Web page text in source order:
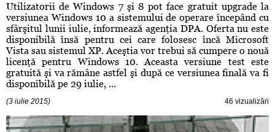
Utilizatorii de Windows 7 şi 8 pot face gratuit upgrade la
versiunea Windows 10 a sistemului de operare începând cu
sfârşitul lunii iulie, informează agenţia DPA. Oferta nu este
disponibilă însă pentru cei care folosesc încă Microsoft
Vista sau sistemul XP. Aceştia vor trebui să cumpere o nouă
licenţă pentru Windows 10. Aceasta versiune test este
gratuită şi va rămâne astfel şi după ce versiunea finală va fi
disponibilă pe 29 iulie, ...
(3 iulie 2015) 46 vizualizări